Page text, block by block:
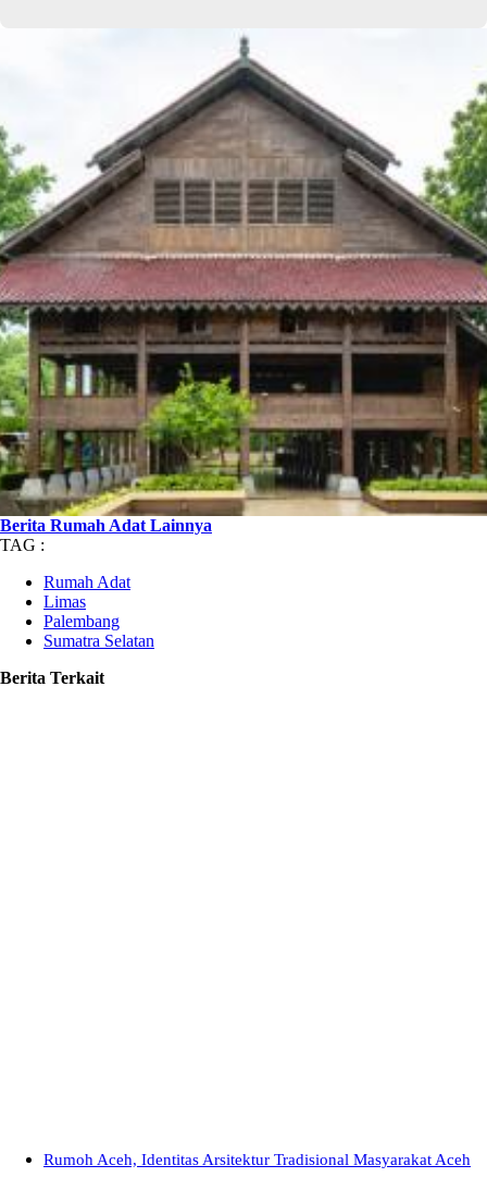
Berita Rumah Adat Lainnya
TAG :
Rumah Adat
Limas
Palembang
Sumatra Selatan
Berita Terkait
Rumoh Aceh, Identitas Arsitektur Tradisional Masyarakat Aceh